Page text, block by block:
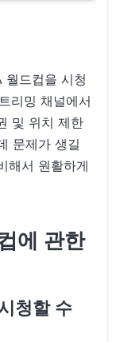
월드컵을 시청
리밍 채널에서
및 위치 제한
문제가 생길
해서 원활하게
에 관한
청할 수